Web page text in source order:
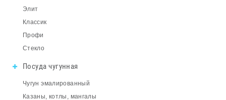
Элит
Классик
Профи
Стекло
Посуда чугунная
Чугун эмалированный
Казаны, котлы, мангалы